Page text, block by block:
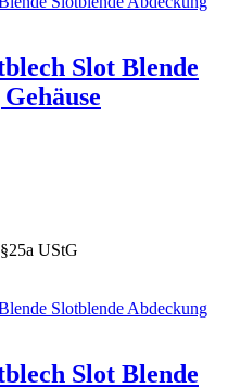
Slot Blende
UStG
Slot Blende